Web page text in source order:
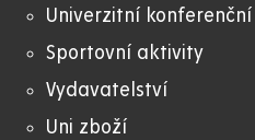
Univerzitní
Sportovní aktivity
Vydavatelství
Uni zboží